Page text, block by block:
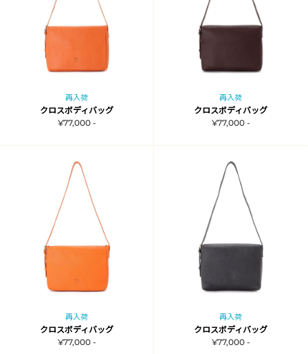
再入荷
クロスボディバッグ
¥77,000 -
再入荷
クロスボディバッグ
¥77,000 -
再入荷
クロスボディバッグ
¥77,000 -
再入荷
クロスボディバッグ
¥77,000 -